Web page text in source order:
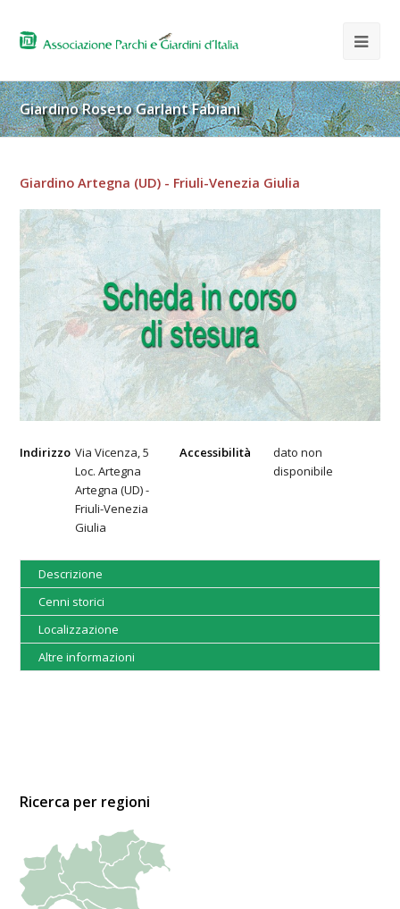
Giardino Roseto Garlant Fabiani
Giardino Artegna (UD) - Friuli-Venezia Giulia
Indirizzo Via Vicenza, 5
Loc. Artegna
Artegna (UD) -
Friuli-Venezia
Giulia
Accessibilità
dato non
disponibile
Descrizione
Cenni storici
Localizzazione
Altre informazioni
Ricerca per regioni